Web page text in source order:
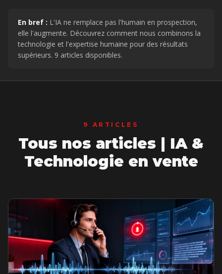
En bref : L'IA ne remplace pas l'humain en prospection,
elle l'augmente. Découvrez comment nous combinons la
technologie et l'expertise humaine pour des résultats
supérieurs. 9 articles disponibles.
9 ARTICLES
Tous nos articles | IA &
Technologie en vente